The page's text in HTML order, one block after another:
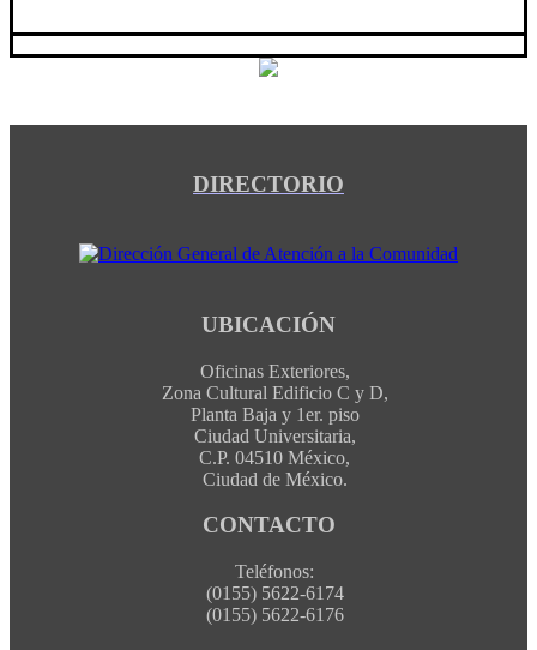
DIRECTORIO
UBICACIÓN
Oficinas Exteriores,
Zona Cultural Edificio C y D,
Planta Baja y 1er. piso
Ciudad Universitaria,
C.P. 04510 México,
Ciudad de México.
CONTACTO
Teléfonos:
(0155) 5622-6174
(0155) 5622-6176